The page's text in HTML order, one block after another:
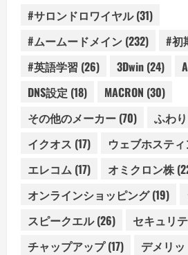
#サロンドロワイヤル(31)
#ムームードメイン (232) #初
#英語学習 (26) 3Dwin (24)
DNS設定 (18) MACRON (30)
その他のメーカー (70) ふわり
イクオス (17) ウェブホステ
エレコム (17) オミクロン株
オンラインショッピング(19)
スピークエル(26) セキュリ
チャップアップ(17) デメリッ